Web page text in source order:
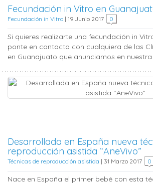
Fecundación in Vitro en
Fecundación in Vitro | 19 Junio 2017 0
Si quieres realizarte una fecundación in
ponte en contacto con cualquiera de las
en Guanajuato que anunciamos en nuestra
Desarrollada en España nueva
reproducción asistida “AneVivo”
Técnicas de reproducción asistida | 31 Marzo 2017 0
Nace en España el primer bebé con esta